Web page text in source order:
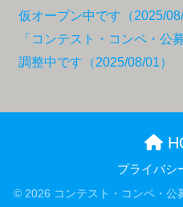
仮オープン中です（2025/08/
「コンテスト・コンペ・公
調整中です（2025/08/01）
プライバシ
© 2026 コンテスト・コンペ・公